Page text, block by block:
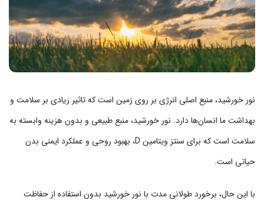
نور خورشید، منبع اصلی انرژی بر روی زمین است که تاثیر زیادی بر سلامت و
بهداشت ما انسان‌ها دارد. نور خورشید، منبع طبیعی و بدون هزینه‌ وابسته به
سلامت است که برای سنتز ویتامین D، بهبود روحی و عملکرد ایمنی بدن
حیاتی است.
با این حال، برخورد طولانی مدت با نور خورشید بدون استفاده از حفاظت